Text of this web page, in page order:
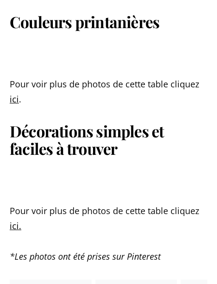
Couleurs printanières
Pour voir plus de photos de cette table cliquez
ici.
Décorations simples et
faciles à trouver
Pour voir plus de photos de cette table cliquez
ici.
*Les photos ont été prises sur Pinterest